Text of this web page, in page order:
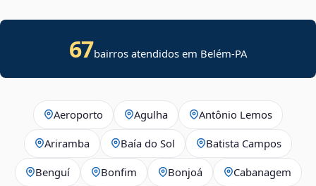
67bairros atendidos em Belém-PA
Aeroporto Agulha Antônio Lemos
Ariramba Baía do Sol Batista Campos
Benguí Bonfim Bonjoá Cabanagem